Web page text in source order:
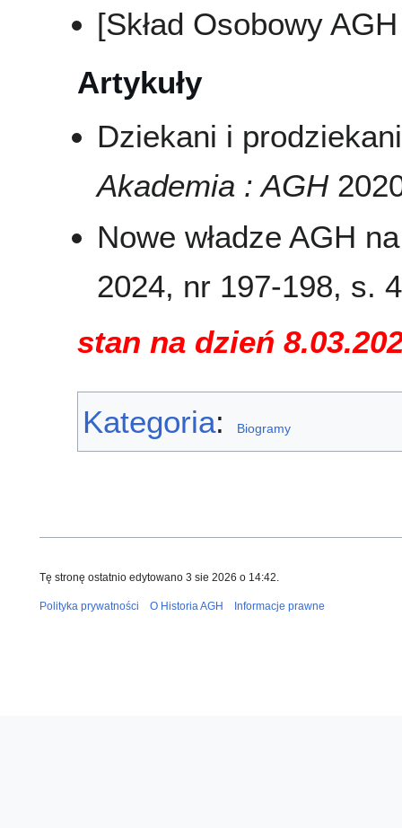
[Skład Osobowy
Artykuły
Dziekani i
Akademia : AGH
Nowe władze AGH
2024, nr 197-198, s.
stan na dzień
Kategoria: Biogramy
Tę stronę ostatnio edytowano 3 sie 2026 o 14:42.
Polityka prywatności O Historia AGH Informacje prawne